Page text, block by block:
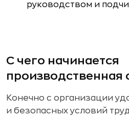
руководством и
С чего начинается
производственная
Конечно с организации
и безопасных условий